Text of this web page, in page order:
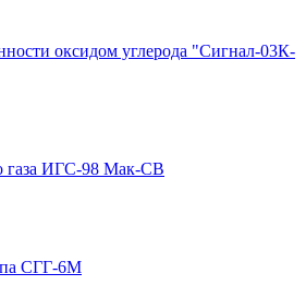
оксидом углерода "Сигнал-03К-
газа ИГС-98 Мак-СВ
СГГ-6М